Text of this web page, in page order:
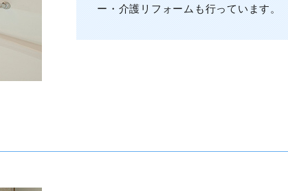
ー・介護リフォームも行っています。